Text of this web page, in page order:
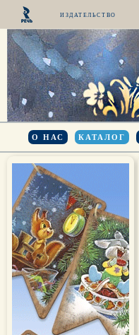
ИЗДАТЕЛЬСТВО
О НАС КАТАЛОГ